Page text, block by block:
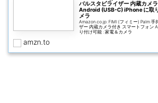
バルスタビライザー 内蔵カメ
Android (USB-C) iPhone に取
メラ
Amazon.co.jp: FIMI (フィミー) Palm
ザー 内蔵カメラ付き スマートフォン
り付け可能 : 家電＆カメラ
amzn.to